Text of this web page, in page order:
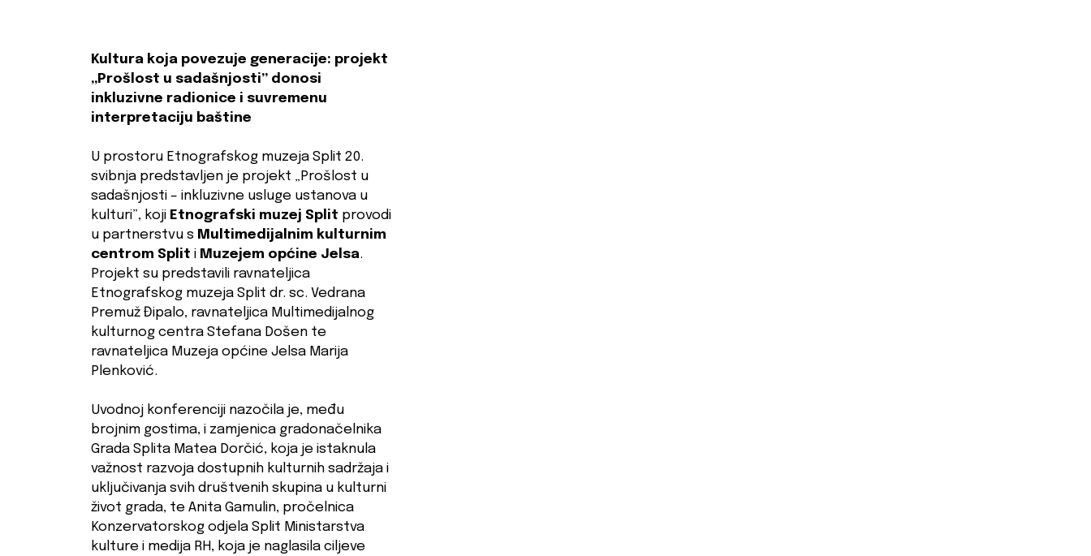
Kultura koja povezuje generacije: projekt
„Prošlost u sadašnjosti” donosi
inkluzivne radionice i suvremenu
interpretaciju baštine
U prostoru Etnografskog muzeja Split 20.
svibnja predstavljen je projekt „Prošlost u
sadašnjosti – inkluzivne usluge ustanova u
kulturi”, koji Etnografski muzej Split provodi
u partnerstvu s Multimedijalnim kulturnim
centrom Split i Muzejem općine Jelsa.
Projekt su predstavili ravnateljica
Etnografskog muzeja Split dr. sc. Vedrana
Premuž Đipalo, ravnateljica Multimedijalnog
kulturnog centra Stefana Došen te
ravnateljica Muzeja općine Jelsa Marija
Plenković.
Uvodnoj konferenciji nazočila je, među
brojnim gostima, i zamjenica gradonačelnika
Grada Splita Matea Dorčić, koja je istaknula
važnost razvoja dostupnih kulturnih sadržaja i
uključivanja svih društvenih skupina u kulturni
život grada, te Anita Gamulin, pročelnica
Konzervatorskog odjela Split Ministarstva
kulture i medija RH, koja je naglasila ciljeve